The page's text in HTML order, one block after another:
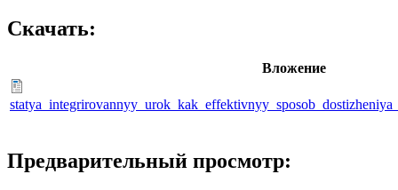
Скачать:
Вложение
Предварительный просмотр: